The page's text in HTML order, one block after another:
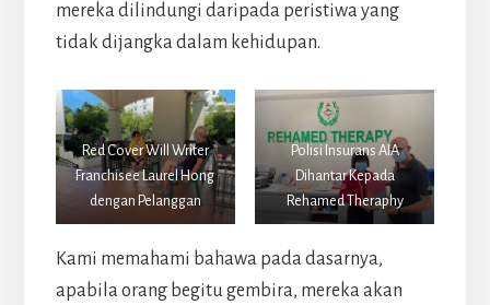
mereka dilindungi daripada peristiwa yang
tidak dijangka dalam kehidupan.
Red Cover Will Writer
Franchisee Laurel Hong
dengan Pelanggan
Polisi Insurans AIA
Dihantar Kepada
Rehamed Theraphy
Kami memahami bahawa pada dasarnya,
apabila orang begitu gembira, mereka akan